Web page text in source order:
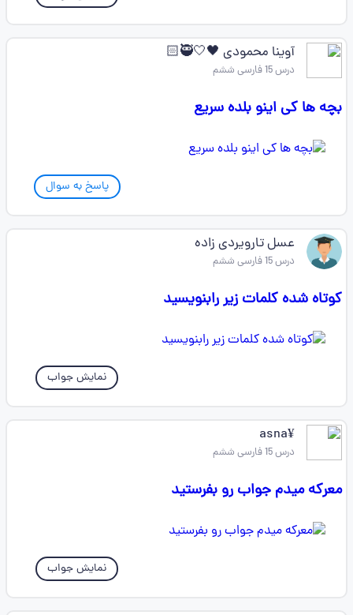
آوینا محمودی 🖤🤍🥷🏻
درس 15 فارسی ششم
بچه ها کی اینو بلده سریع
پاسخ به سوال
عسل تارویردی زاده
درس 15 فارسی ششم
کوتاه شده کلمات زیر رابنویسید
نمایش جواب
¥asna
درس 15 فارسی ششم
معرکه میدم جواب رو بفرستید
نمایش جواب